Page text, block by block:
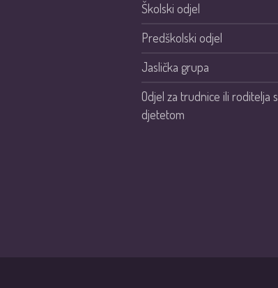
Školski odjel
Predškolski odjel
Jaslička grupa
Odjel za trudnice ili roditelja s
djetetom